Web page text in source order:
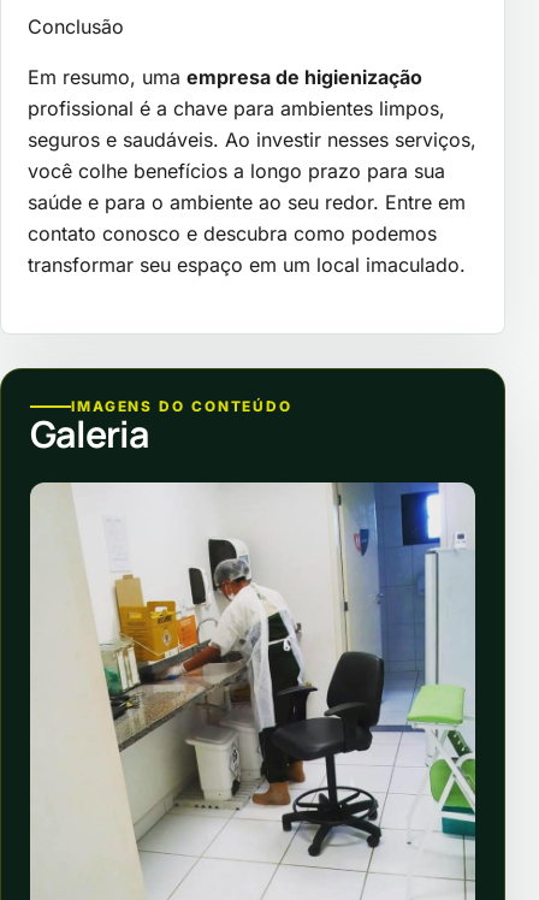
Conclusão
Em resumo, uma empresa de higienização
profissional é a chave para ambientes limpos,
seguros e saudáveis. Ao investir nesses serviços,
você colhe benefícios a longo prazo para sua
saúde e para o ambiente ao seu redor. Entre em
contato conosco e descubra como podemos
transformar seu espaço em um local imaculado.
IMAGENS DO CONTEÚDO
Galeria